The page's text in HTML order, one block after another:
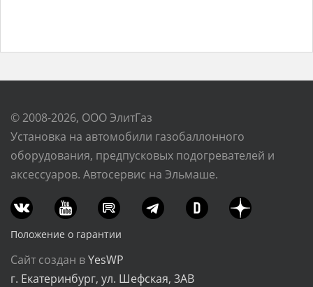
© 2008-2026, ООО ЭлитГаз
Установка на автомобили газобаллонного
оборудования, предпусковых подогревателей и
аксессуаров. Автосервис на Эльмаше.
Положение о гарантии
Сайт создан вYesWP
г. Екатеринбург, ул. Шефская, 3АВ